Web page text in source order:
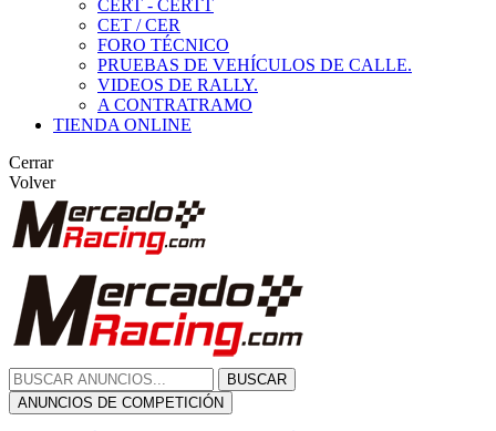
CERT - CERTT
CET / CER
FORO TÉCNICO
PRUEBAS DE VEHÍCULOS DE CALLE.
VIDEOS DE RALLY.
A CONTRATRAMO
TIENDA ONLINE
Cerrar
Volver
BUSCAR
ANUNCIOS DE COMPETICIÓN